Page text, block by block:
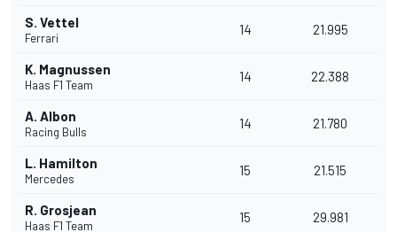
S. Vettel
Ferrari
14 21.995
K. Magnussen
Haas F1 Team
14 22.388
A. Albon
Racing Bulls
14 21.780
L. Hamilton
Mercedes
15 21.515
R. Grosjean
Haas F1 Team
15 29.981